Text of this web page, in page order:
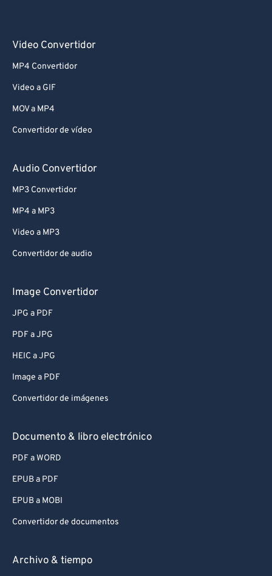
Video Convertidor
MP4 Convertidor
Video a GIF
MOV a MP4
Convertidor de vídeo
Audio Convertidor
MP3 Convertidor
MP4 a MP3
Video a MP3
Convertidor de audio
Image Convertidor
JPG a PDF
PDF a JPG
HEIC a JPG
Image a PDF
Convertidor de imágenes
Documento & libro electrónico
PDF a WORD
EPUB a PDF
EPUB a MOBI
Convertidor de documentos
Archivo & tiempo